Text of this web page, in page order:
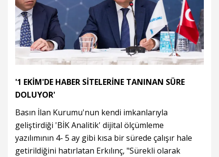
'1 EKİM'DE HABER SİTELERİNE TANINAN SÜRE
DOLUYOR'
Basın İlan Kurumu'nun kendi imkanlarıyla
geliştirdiği 'BİK Analitik' dijital ölçümleme
yazılımının 4- 5 ay gibi kısa bir sürede çalışır hale
getirildiğini hatırlatan Erkılınç, "Sürekli olarak